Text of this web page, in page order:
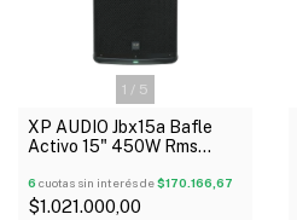
1 / 5
XP AUDIO Jbx15a Bafle
Activo 15" 450W Rms
6 cuotas sin interés de$170.166,67
$1.021.000,00